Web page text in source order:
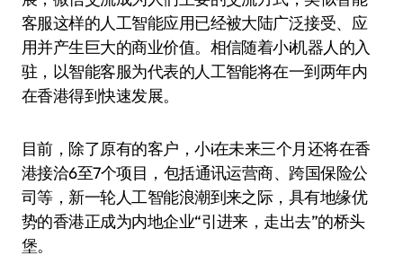
客服这样的人工智能应用已经被大陆广泛接受、应
用并产生巨大的商业价值。相信随着小i机器人的入
驻，以智能客服为代表的人工智能将在一到两年内
在香港得到快速发展。
目前，除了原有的客户，小i在未来三个月还将在香
港接洽6至7个项目，包括通讯运营商、跨国保险公
司等，新一轮人工智能浪潮到来之际，具有地缘优
势的香港正成为内地企业“引进来，走出去”的桥头
堡。